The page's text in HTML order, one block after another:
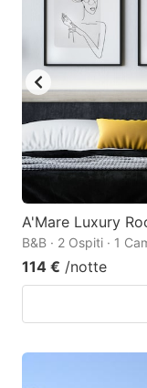
A'Mare Luxury
B&B · 2 Ospiti · 1
114 € /notte